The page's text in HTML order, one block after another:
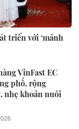
triển với ‘mảnh
VinFast EC
phố, rộng
nhẹ khoản nuôi